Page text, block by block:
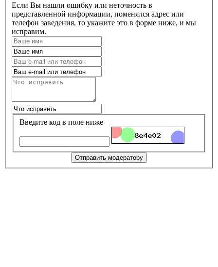
Если Вы нашли ошибку или неточность в
представленной информации, поменялся адрес или
телефон заведения, то укажите это в форме ниже, и мы
исправим.
Введите код в поле ниже
Отправить модератору